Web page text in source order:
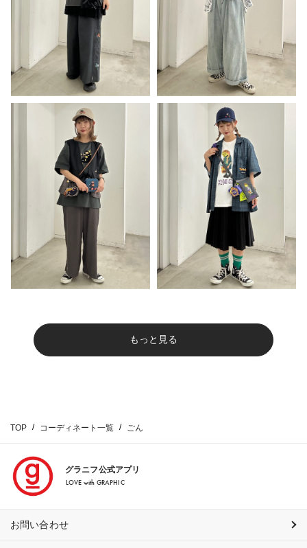
もっと見る
TOP コーディネート一覧 ごん
グラニフ公式アプリ
LOVE with GRAPHIC
お問い合わせ